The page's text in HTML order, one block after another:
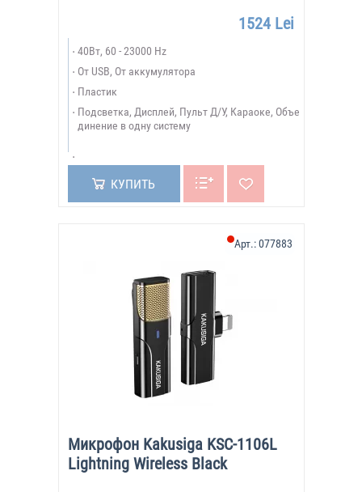
1524 Lei
40Вт, 60 - 23000 Hz
От USB, От аккумулятора
Пластик
Подсветка, Дисплей, Пульт Д/У, Караоке, Объе
динение в одну систему
КУПИТЬ
Микрофон Kakusiga KSC-1106L
Lightning Wireless Black
Арт.:077883